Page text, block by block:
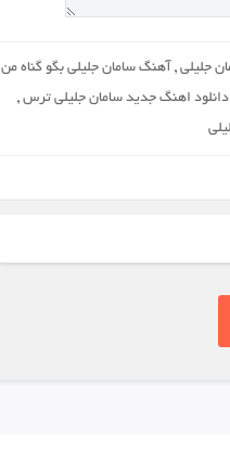
جلیلی, آهنگ سامان جلیلی بگو گناه من
دانلود اهنگ جدید سامان جلیلی ترس,